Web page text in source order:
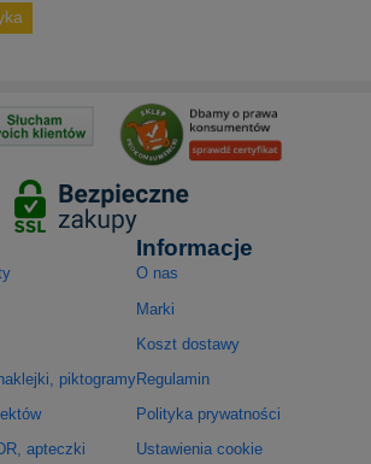
piktogramy
apteczki
Informacje
O nas
Marki
Koszt dostawy
Regulamin
Polityka prywatności
Ustawienia cookie